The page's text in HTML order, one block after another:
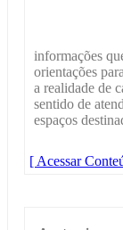
informações
orientações
a realidade de
sentido de
espaços
[ Acessar